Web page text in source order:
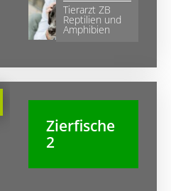
Tierarzt ZB
Reptilien und
Amphibien
Zierfische
2